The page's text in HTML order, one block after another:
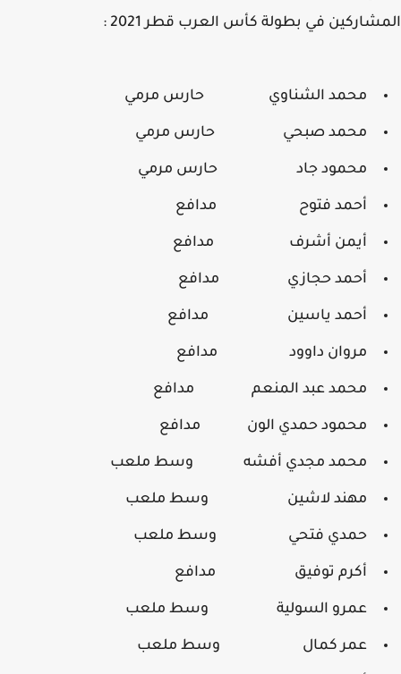
في بطولة كأس العرب قطر 2021 :
محمد الشناوي حارس مرمي
محمد صبحي حارس مرمي
محمود جاد حارس مرمي
أحمد فتوح مدافع
أيمن أشرف مدافع
أحمد حجازي مدافع
أحمد ياسين مدافع
مروان داوود مدافع
محمد عبد المنعم مدافع
محمود حمدي الون مدافع
محمد مجدي أفشه وسط ملعب
مهند لاشين وسط ملعب
حمدي فتحي وسط ملعب
أكرم توفيق مدافع
عمرو السولية وسط ملعب
عمر كمال وسط ملعب